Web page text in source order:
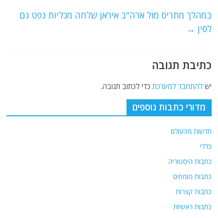
k
במהלך מתריס מול ארה"ב איראן שלחה מכליות נפט גם
לסין →
כתיבת תגובה
ישלהתחבר למערכת כדי לכתוב תגובה.
מדורי כתבות נוספים
חדשות מהעולם
כללי
כתבות היסטוריה
כתבות מומחים
כתבות קצרות
כתבות ראשיות